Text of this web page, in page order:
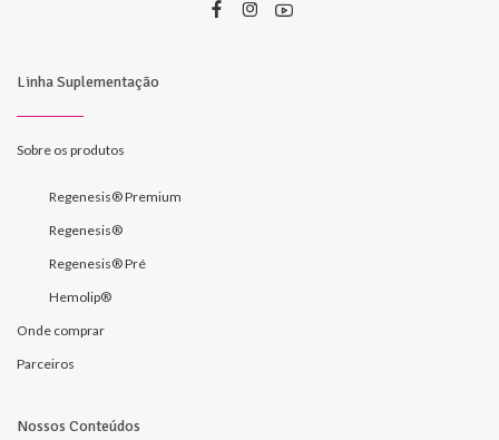
Linha Suplementação
Sobre os produtos
Regenesis® Premium
Regenesis®
Regenesis® Pré
Hemolip®
Onde comprar
Parceiros
Nossos Conteúdos